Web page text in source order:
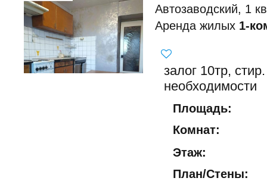
Автозаводский, 1
Аренда жилых 1-
залог 10тр,
необходимости
Площадь:
Комнат:
Этаж:
План/Стены: